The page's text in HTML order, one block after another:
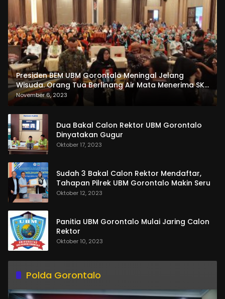
Presiden BEM UBM Gorontalo Meningal Jelang
Wisuda. Orang Tua Berlinang Air Mata Menerima SKL
dan Pemasangan Salempang
November 6, 2023
Dua Bakal Calon Rektor UBM Gorontalo
Dinyatakan Gugur
Oktober 17, 2023
Sudah 3 Bakal Calon Rektor Mendaftar,
Tahapan Pilrek UBM Gorontalo Makin Seru
Oktober 12, 2023
Panitia UBM Gorontalo Mulai Jaring Calon
Rektor
Oktober 10, 2023
Polda Gorontalo